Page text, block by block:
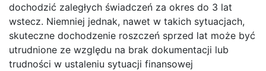
dochodzić zaległych świadczeń za okres do 3 lat
wstecz. Niemniej jednak, nawet w takich sytuacjach,
skuteczne dochodzenie roszczeń sprzed lat może być
utrudnione ze względu na brak dokumentacji lub
trudności w ustaleniu sytuacji finansowej